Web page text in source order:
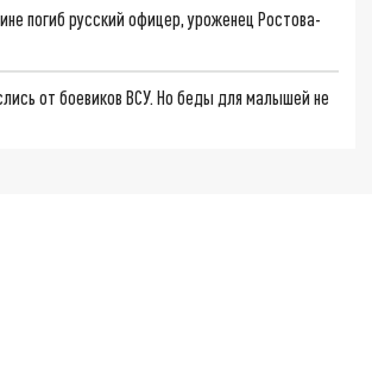
погиб русский офицер, уроженец Ростова-
от боевиков ВСУ. Но беды для малышей не